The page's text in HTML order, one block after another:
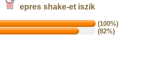
epres shake-et iszik
(100%)
(82%)